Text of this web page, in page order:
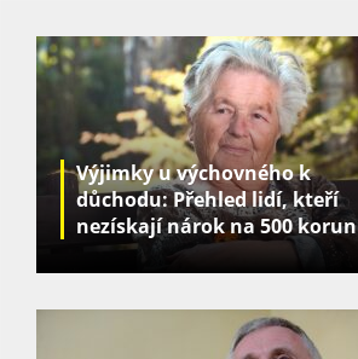
Výjimky u výchovného k
důchodu: Přehled lidí, kteří
nezískají nárok na 500 korun
za děti